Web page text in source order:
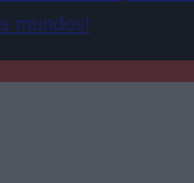
mundos!